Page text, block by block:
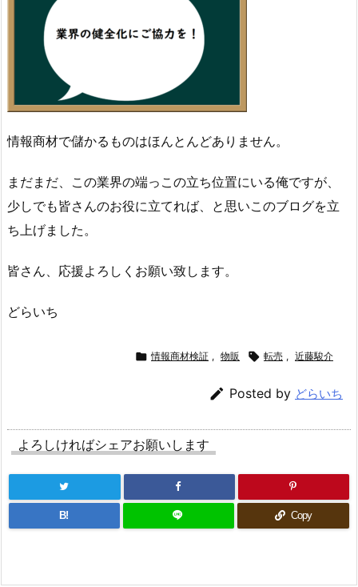
情報商材で儲かるものはほんとんどありません。
まだまだ、この業界の端っこの立ち位置にいる俺ですが、
少しでも皆さんのお役に立てれば、と思いこのブログを立
ち上げました。
皆さん、応援よろしくお願い致します。
どらいち
 情報商材検証 , 物販  転売 , 近藤駿介
 Posted by どらいち
よろしければシェアお願いします
B! Copy